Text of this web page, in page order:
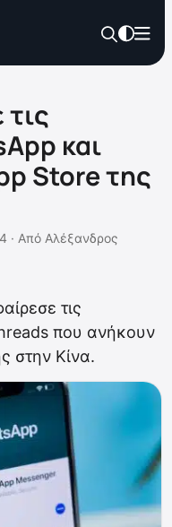
και
Store της
· Από Αλέξανδρος
τις
που ανήκουν
στην Κίνα.